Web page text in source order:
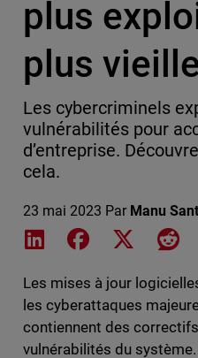
plus
plus
Les cybercriminels
vulnérabilités pour
d’entreprise.
cela.
23 mai 2023 Par Manu
Share on LinkedIn
Share onShare on X
Les mises à jour
les cyberattaques
contiennent des
vulnérabilités du